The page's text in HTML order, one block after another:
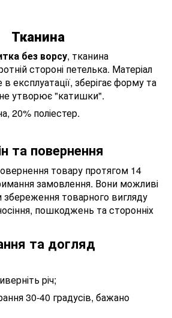
Тканина
без ворсу, тканина
стороні петелька. Матеріал
експлуатації, зберігає форму та
не утворює "катишки".
20% поліестер.
та повернення
товару протягом 14
замовлення. Вони можливі
товарного вигляду
пошкоджень та сторонніх
та догляд
річ;
30-40 градусів, бажано